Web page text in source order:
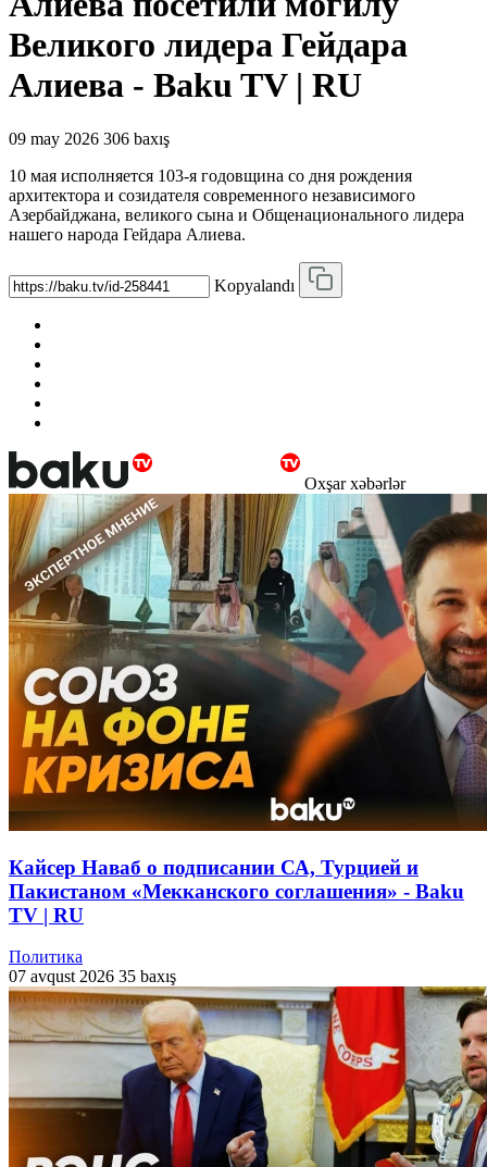
Великого лидера Гейдара
Алиева - Baku TV | RU
09 may 2026 306 baxış
10 мая исполняется 103-я годовщина со дня рождения
архитектора и созидателя современного независимого
Азербайджана, великого сына и Общенационального лидера
нашего народа Гейдара Алиева.
Kopyalandı
Oxşar xəbərlər
Кайсер Наваб о подписании СА, Турцией и
Пакистаном «Мекканского соглашения» - Baku
TV | RU
Политика
07 avqust 2026 35 baxış